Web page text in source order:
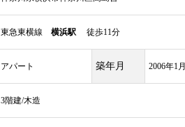
東急東横線 横浜駅 徒歩11分
アパート 築年月 2006年1月
3階建/木造